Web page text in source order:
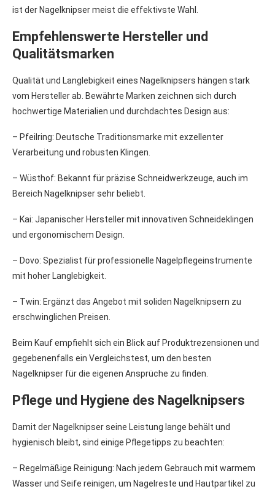
ist der Nagelknipser meist die effektivste Wahl.
Empfehlenswerte Hersteller und
Qualitätsmarken
Qualität und Langlebigkeit eines Nagelknipsers hängen stark
vom Hersteller ab. Bewährte Marken zeichnen sich durch
hochwertige Materialien und durchdachtes Design aus:
– Pfeilring: Deutsche Traditionsmarke mit exzellenter
Verarbeitung und robusten Klingen.
– Wüsthof: Bekannt für präzise Schneidwerkzeuge, auch im
Bereich Nagelknipser sehr beliebt.
– Kai: Japanischer Hersteller mit innovativen Schneideklingen
und ergonomischem Design.
– Dovo: Spezialist für professionelle Nagelpflegeinstrumente
mit hoher Langlebigkeit.
– Twin: Ergänzt das Angebot mit soliden Nagelknipsern zu
erschwinglichen Preisen.
Beim Kauf empfiehlt sich ein Blick auf Produktrezensionen und
gegebenenfalls ein Vergleichstest, um den besten
Nagelknipser für die eigenen Ansprüche zu finden.
Pflege und Hygiene des Nagelknipsers
Damit der Nagelknipser seine Leistung lange behält und
hygienisch bleibt, sind einige Pflegetipps zu beachten:
– Regelmäßige Reinigung: Nach jedem Gebrauch mit warmem
Wasser und Seife reinigen, um Nagelreste und Hautpartikel zu